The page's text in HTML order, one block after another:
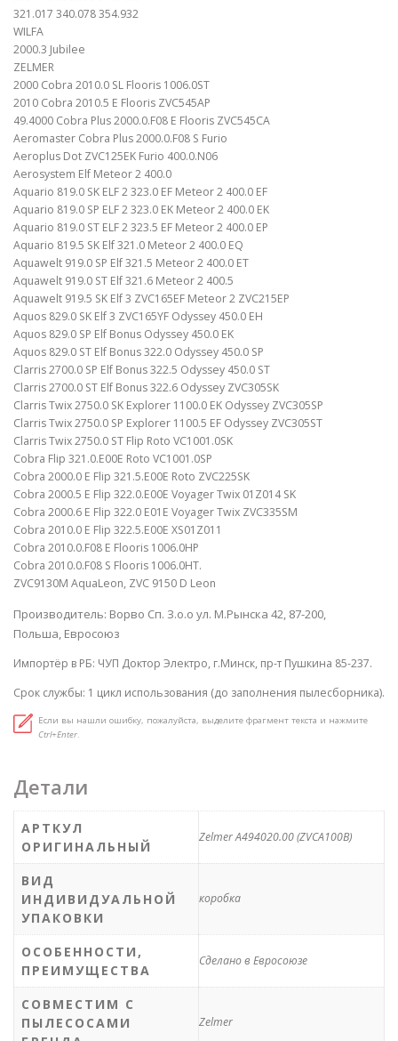
321.017 340.078 354.932
WILFA
2000.3 Jubilee
ZELMER
2000 Cobra 2010.0 SL Flooris 1006.0ST
2010 Cobra 2010.5 E Flooris ZVC545AP
49.4000 Cobra Plus 2000.0.F08 E Flooris ZVC545CA
Aeromaster Cobra Plus 2000.0.F08 S Furio
Aeroplus Dot ZVC125EK Furio 400.0.N06
Aerosystem Elf Meteor 2 400.0
Aquario 819.0 SK ELF 2 323.0 EF Meteor 2 400.0 EF
Aquario 819.0 SP ELF 2 323.0 EK Meteor 2 400.0 EK
Aquario 819.0 ST ELF 2 323.5 EF Meteor 2 400.0 EP
Aquario 819.5 SK Elf 321.0 Meteor 2 400.0 EQ
Aquawelt 919.0 SP Elf 321.5 Meteor 2 400.0 ET
Aquawelt 919.0 ST Elf 321.6 Meteor 2 400.5
Aquawelt 919.5 SK Elf 3 ZVC165EF Meteor 2 ZVC215EP
Aquos 829.0 SK Elf 3 ZVC165YF Odyssey 450.0 EH
Aquos 829.0 SP Elf Bonus Odyssey 450.0 EK
Aquos 829.0 ST Elf Bonus 322.0 Odyssey 450.0 SP
Clarris 2700.0 SP Elf Bonus 322.5 Odyssey 450.0 ST
Clarris 2700.0 ST Elf Bonus 322.6 Odyssey ZVC305SK
Clarris Twix 2750.0 SK Explorer 1100.0 EK Odyssey ZVC305SP
Clarris Twix 2750.0 SP Explorer 1100.5 EF Odyssey ZVC305ST
Clarris Twix 2750.0 ST Flip Roto VC1001.0SK
Cobra Flip 321.0.E00E Roto VC1001.0SP
Cobra 2000.0 E Flip 321.5.E00E Roto ZVC225SK
Cobra 2000.5 E Flip 322.0.E00E Voyager Twix 01Z014 SK
Cobra 2000.6 E Flip 322.0 E01E Voyager Twix ZVC335SM
Cobra 2010.0 E Flip 322.5.E00E XS01Z011
Cobra 2010.0.F08 E Flooris 1006.0HP
Cobra 2010.0.F08 S Flooris 1006.0HT.
ZVC9130M AquaLeon, ZVC 9150 D Leon
Производитель: Ворво Сп. З.о.о ул. М.Рынска 42, 87-200,
Польша, Евросоюз
Импортёр в РБ: ЧУП Доктор Электро, г.Минск, пр-т Пушкина 85-237.
Срок службы: 1 цикл использования (до заполнения пылесборника).
Если вы нашли ошибку, пожалуйста, выделите фрагмент текста и нажмите
Ctrl+Enter.
Детали
АРТКУЛ
ОРИГИНАЛЬНЫЙ
Zelmer A494020.00 (ZVCA100B)
ВИД
ИНДИВИДУАЛЬНОЙ
УПАКОВКИ
коробка
ОСОБЕННОСТИ,
ПРЕИМУЩЕСТВА
Сделано в Евросоюзе
СОВМЕСТИМ С
ПЫЛЕСОСАМИ
Zelmer